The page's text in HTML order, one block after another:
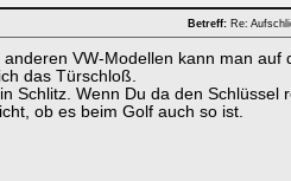
Betreff: Re:
VW-Modellen kann man
das Türschloß.
Schlitz. Wenn Du da den Schlüssel
ob es beim Golf auch so ist.